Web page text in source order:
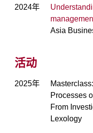
2024年
Asia
活动
2025年
Processes
From
Lexology